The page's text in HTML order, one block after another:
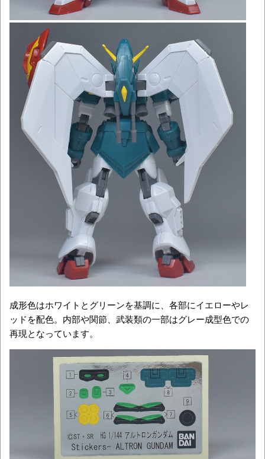
成形色はホワイトとグリーンを基調に、各部にイエローやレ
ッドを配色。内部や関節、武装類の一部はグレー成型色での
再現となっています。